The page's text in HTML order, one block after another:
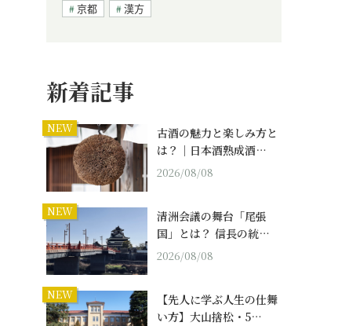
京都
漢方
新着記事
NEW
古酒の魅力と楽しみ方と
は？｜日本酒熟成酒…
2026/08/08
NEW
清洲会議の舞台「尾張
国」とは？ 信長の統…
2026/08/08
NEW
【先人に学ぶ人生の仕舞
い方】大山捨松・5…